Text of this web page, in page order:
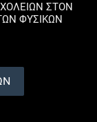
ΣΤΟΝ
ΦΥΣΙΚΩΝ